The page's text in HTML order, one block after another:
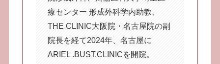
療センター 形成外科学内助教、
THE CLINIC大阪院・名古屋院の副
院長を経て2024年、名古屋に
ARIEL .BUST.CLINICを開院。